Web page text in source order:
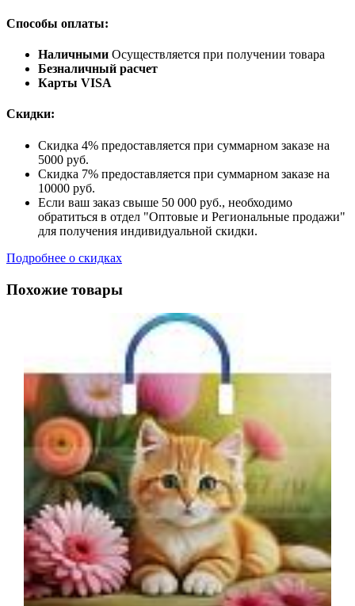
Способы оплаты:
Наличными Осуществляется при получении товара
Безналичный расчет
Карты VISA
Скидки:
Скидка 4% предоставляется при суммарном заказе на
5000 руб.
Скидка 7% предоставляется при суммарном заказе на
10000 руб.
Если ваш заказ свыше 50 000 руб., необходимо
обратиться в отдел "Оптовые и Региональные продажи"
для получения индивидуальной скидки.
Подробнее о скидках
Похожие товары